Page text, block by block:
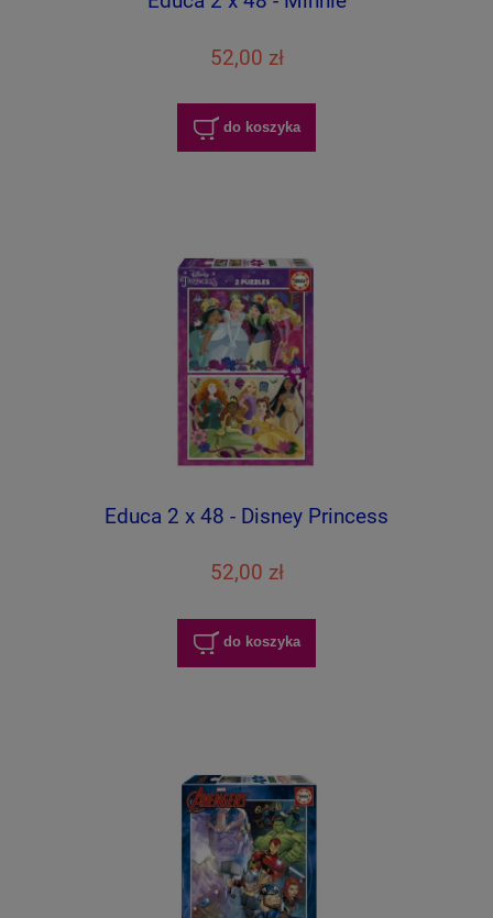
52,00 zł
do koszyka
Educa 2 x 48 - Disney Princess
52,00 zł
do koszyka